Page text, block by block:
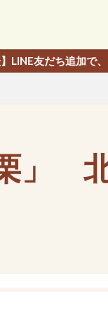
カンタン予約！オ
」